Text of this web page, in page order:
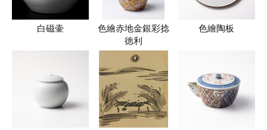
白磁壷
色繪赤地金銀彩捻
徳利
色繪陶板